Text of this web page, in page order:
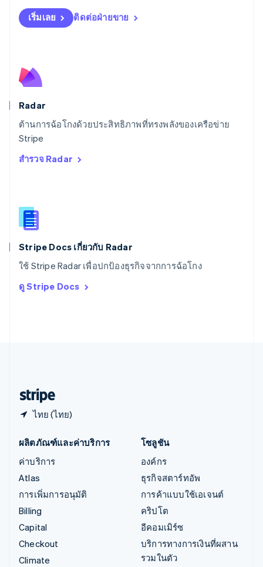
เริ่มเลย ติดต่อฝ่ายขาย
Radar
ต้านการฉ้อโกงด้วยประสิทธิภาพที่ทรงพลังของเครือข่าย
Stripe
สำรวจ Radar
Stripe Docs เกี่ยวกับ Radar
ใช้ Stripe Radar เพื่อปกป้องธุรกิจจากการฉ้อโกง
ดู Stripe Docs
ไทย (ไทย)
สโลวาเกีย
English
Deutsch
สวีเดน
สหรัฐอเมริกา
EnglishEspañol简体中文
สหรัฐอาหรับเอมิเรตส์
สหราชอาณาจักร
สิงคโปร์
English
ออสเตรเลีย
English
DeutschEnglish
ItalianoEnglish
ผลิตภัณฑ์และค่าบริการ
ค่าบริการ
Atlas
การเพิ่มการอนุมัติ
Billing
Capital
Checkout
Climate
โซลูชัน
องค์กร
ธุรกิจสตาร์ทอัพ
การค้าแบบใช้เอเจนต์
คริปโต
อีคอมเมิร์ซ
บริการทางการเงินที่ผสาน
รวมในตัว